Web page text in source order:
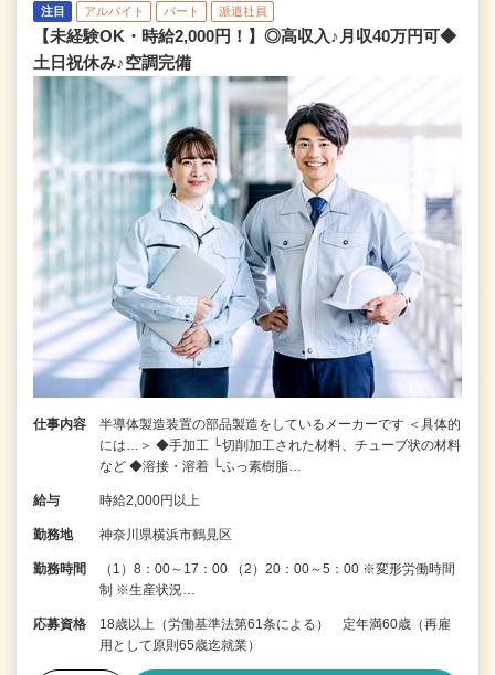
注目 アルバイト パート 派遣社員
【未経験OK・時給2,000円！】◎高収入♪月収40万円可◆
土日祝休み♪空調完備
仕事内容
半導体製造装置の部品製造をしているメーカーです ＜具体的
には…＞ ◆手加工 └切削加工された材料、チューブ状の材料
など ◆溶接・溶着 └ふっ素樹脂…
給与 時給2,000円以上
勤務地 神奈川県横浜市鶴見区
勤務時間
（1）8：00～17：00 （2）20：00～5：00 ※変形労働時間
制 ※生産状況…
応募資格
18歳以上（労働基準法第61条による） 定年満60歳（再雇
用として原則65歳迄就業）